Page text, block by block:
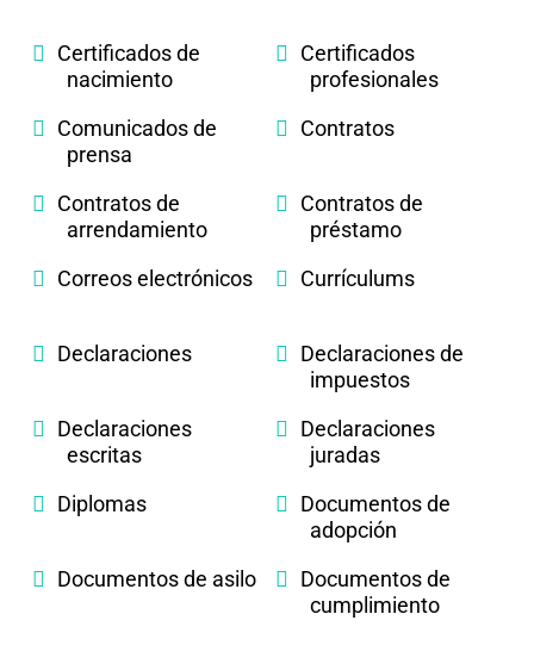
Certificados de
nacimiento
Certificados
profesionales
Comunicados de
prensa
Contratos
Contratos de
arrendamiento
Contratos de
préstamo
Correos electrónicos
Currículums
Declaraciones
Declaraciones de
impuestos
Declaraciones
escritas
Declaraciones
juradas
Diplomas
Documentos de
adopción
Documentos de asilo
Documentos de
cumplimiento